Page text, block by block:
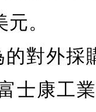
。
的對外採
士康工